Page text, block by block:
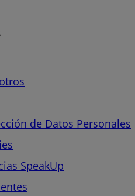
de Datos Personales
SpeakUp